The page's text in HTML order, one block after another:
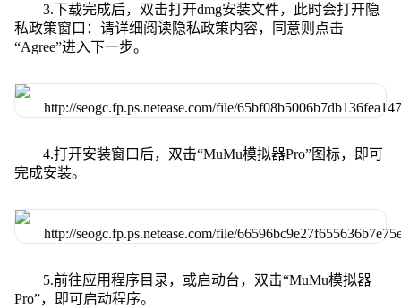
3.下载完成后，双击打开dmg安装文件，此时会打开隐
私政策窗口：请详细阅读隐私政策内容，同意则点击
“Agree”进入下一步。
4.打开安装窗口后，双击“MuMu模拟器Pro”图标，即可
完成安装。
5.前往应用程序目录，或启动台，双击“MuMu模拟器
Pro”，即可启动程序。